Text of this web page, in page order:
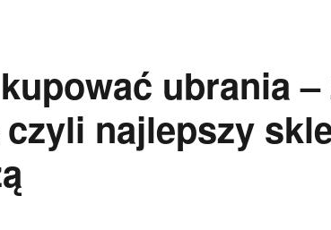
ubrania
najlepszy